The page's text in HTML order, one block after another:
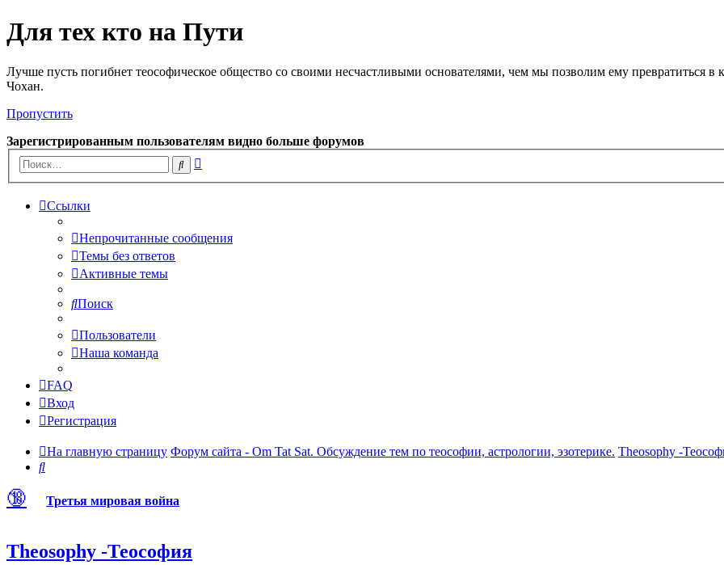
Для тех кто на Пути
Лучше пусть погибнет теософическое общество со своими несчастливыми основателями, чем мы позволим ему превратиться
Чохан.
Пропустить
Зарегистрированным пользователям видно больше форумов
Поиск
Ссылки
Непрочитанные сообщения
Темы без ответов
Активные темы
Поиск
Пользователи
Наша команда
FAQ
Вход
Регистрация
На главную страницу Форум сайта - Om Tat Sat. Обсуждение тем по теософии, астрологии, эзотерике. Theosophy -
Поиск
🔞 Третья мировая война
Theosophy -Теософия